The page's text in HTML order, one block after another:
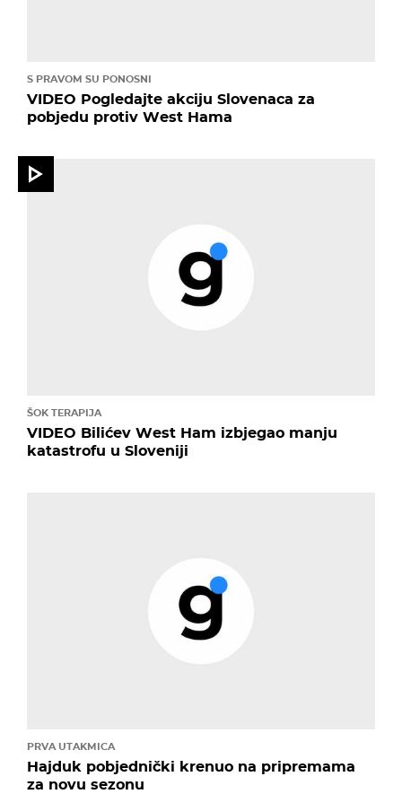
S PRAVOM SU PONOSNI
VIDEO Pogledajte akciju Slovenaca za
pobjedu protiv West Hama
ŠOK TERAPIJA
VIDEO Bilićev West Ham izbjegao manju
katastrofu u Sloveniji
PRVA UTAKMICA
Hajduk pobjednički krenuo na pripremama
za novu sezonu